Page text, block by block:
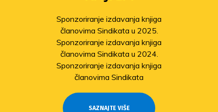
Sponzoriranje izdavanja knjiga
članovima Sindikata u 2025.
Sponzoriranje izdavanja knjiga
članovima Sindikata u 2024.
Sponzoriranje izdavanja knjiga
članovima Sindikata
SAZNAJTE VIŠE